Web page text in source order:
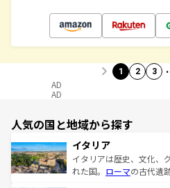
1 2 3
AD
AD
人気の国と地域から探す
イタリア
イタリアは歴史、文化、
れた国。 ローマの古代遺